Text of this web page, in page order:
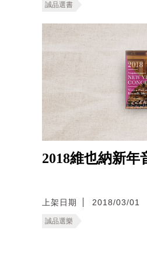
誠品選書
2018維也納新年
上架日期 2018/03/01
誠品選樂